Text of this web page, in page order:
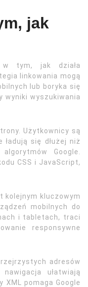
jak
w tym, jak działa
linkowania mogą
lub boryka się
wyniki wyszukiwania
Użytkownicy są
się dłużej niż
Google.
CSS i JavaScript,
kolejnym kluczowym
mobilnych do
i tabletach, traci
responsywne
adresów
ułatwiają
pomaga Google